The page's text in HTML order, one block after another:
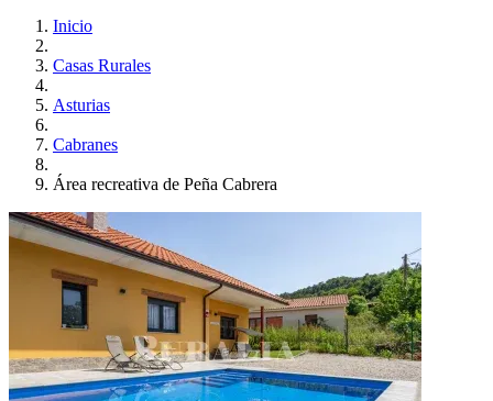
Inicio
Casas Rurales
Asturias
Cabranes
Área recreativa de Peña Cabrera